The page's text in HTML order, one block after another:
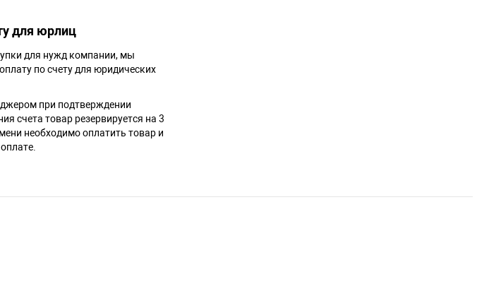
для юрлиц
для нужд компании, мы
по счету для юридических
при подтверждении
счета товар резервируется на 3
необходимо оплатить товар и